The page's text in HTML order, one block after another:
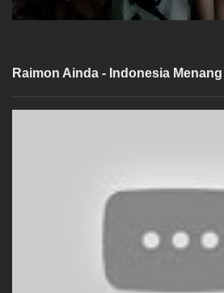
Raimon Ainda - Indonesia Menang